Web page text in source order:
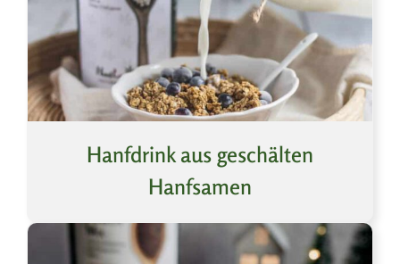
Hanfdrink aus geschälten
Hanfsamen